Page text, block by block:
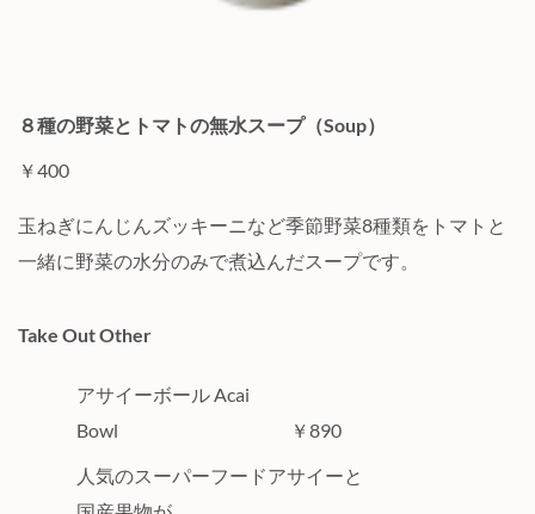
８種の野菜とトマトの無水スープ（Soup）
￥400
玉ねぎにんじんズッキーニなど季節野菜8種類をトマトと
一緒に野菜の水分のみで煮込んだスープです。
Take Out Other
アサイーボール Acai
Bowl ￥890
人気のスーパーフードアサイーと